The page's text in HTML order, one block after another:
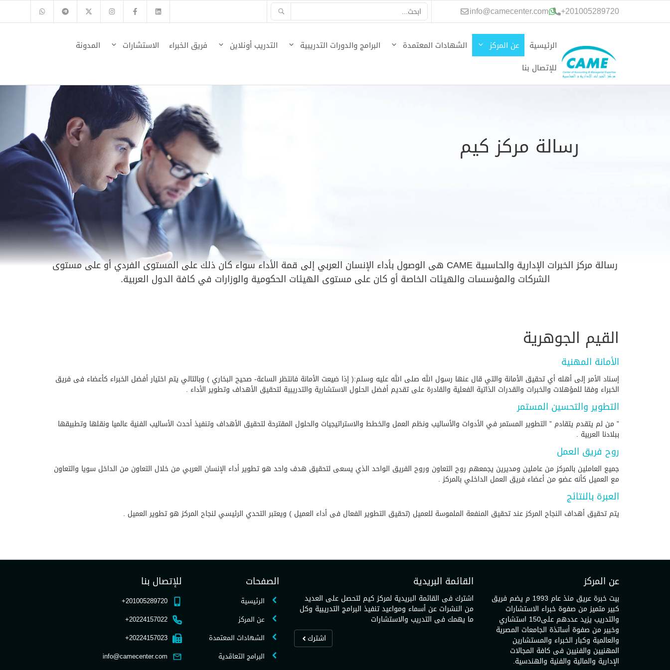
انتقل 201005289720
+
info@camecenter.com
الرئيسية عن المركز الشهادات المعتمدة البرامج والدورات التدريبية التدريب أونلاين فريق الخبراء الاستشارات
المدونة
للإتصال بنا
رسالة مركز كيم
رسالة مركز الخبرات الإدارية والحاسبية CAME هى الوصول بأداء الإنسان العربي إلى قمة الأداء سواء كان ذلك على المستوى الفردي أو على مستوى
الشركات والمؤسسات والهيئات الخاصة أو كان على مستوى الهيئات الحكومية والوزارات في كافة الدول العربية.
القيم الجوهرية
الأمانة المهنية
إسناد الأمر إلى أهله أي تحقيق الأمانة والتي قال عنها رسول الله صلى الله عليه وسلم:( إذا ضيعت الأمانة فانتظر الساعة- صحيح البخاري ) وبالتالي يتم اختيار أفضل الخبراء كأعضاء فى فريق
الخبراء وفقا للمؤهلات والخبرات والقدرات الذاتية الفعلية والقادرة على تقديم أفضل الحلول الاستشارية والتدريبية لتحقيق الأهداف وتطوير الأداء .
التطوير والتحسين المستمر
” من لم يتقدم يتقادم ” التطوير المستمر في الأدوات والأساليب ونظم العمل والخطط والاستراتيجيات والحلول المقترحة لتحقيق الأهداف وتنفيذ أحدث الأساليب الفنية عالميا ونقلها وتطبيقها
ببلادنا العربية .
روح فريق العمل
جميع العاملين بالمركز من عاملين ومديرين يجمعهم روح التعاون وروح الفريق الواحد الذي يسعى لتحقيق هدف واحد هو تطوير أداء الإنسان العربي من خلال التعاون من الداخل سويا والتعاون
مع العميل كأنه عضو من أعضاء فريق العمل الداخلي بالمركز .
العبرة بالنتائج
يتم تحقيق أهداف النجاح المركز عند تحقيق المنفعة الملموسة للعميل (تحقيق التطوير الفعال فى أداء العميل ) ويعتبر التحدي الرئيسي لنجاح المركز هو تطوير العميل .
عن المركز
بيت خبرة عريق منذ عام 1993 م يضم فريق
كبير متميز من صفوة خبراء الاستشارات
والتدريب يزيد عددهم على150 استشاري
وخبير من صفوة أساتذة الجامعات المصرية
والعالمية وكبار الخبراء والمستشارين
المهنيين والفنيين فى كافة المجالات
الإدارية والمالية والفنية والهندسية.
القائمة البريدية
اشترك فى القائمة البريدية لمركز كيم لتحصل على العديد
من النشرات عن أسماء ومواعيد تنفيذ البرامج التدريبية وكل
ما يهمك فى التدريب والاستشارات
اشترك
الصفحات
الرئيسية
عن المركز
الشهادات المعتمدة
البرامج التعاقدية
للإتصال بنا
201005289720+
20224157022+
20224157023+
info@camecenter.com